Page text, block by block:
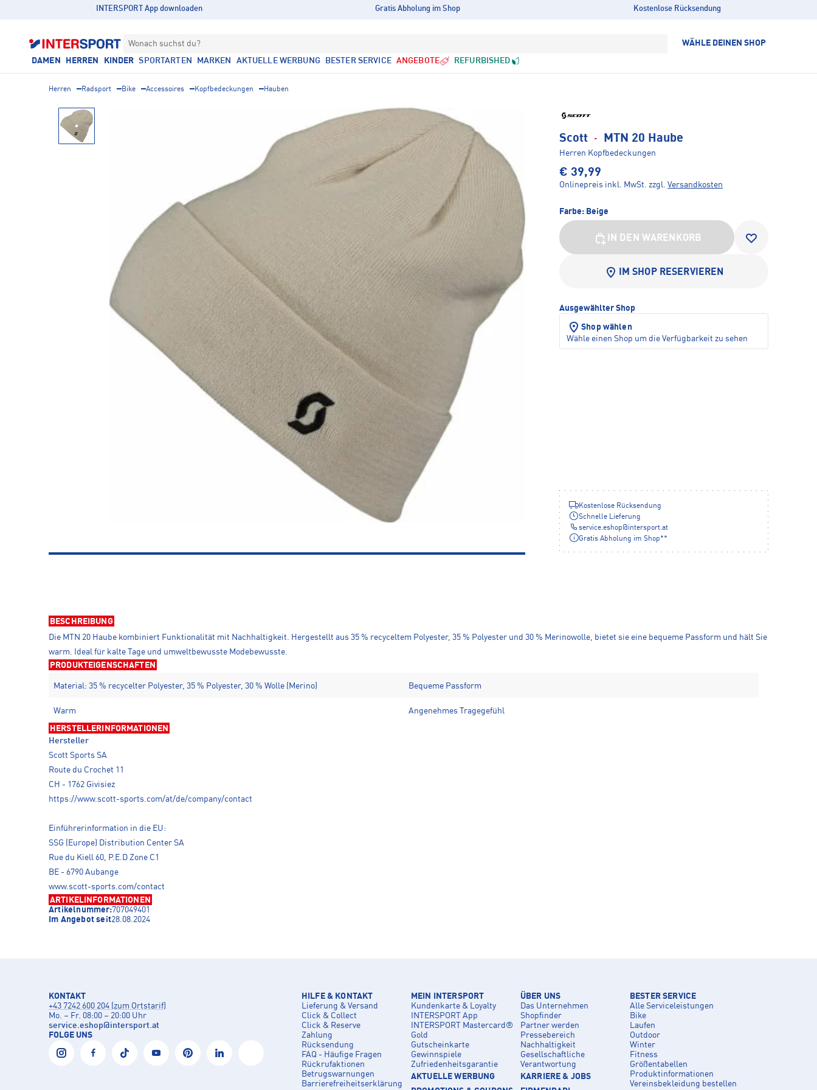
INTERSPORT App downloaden Gratis Abholung im Shop Kostenlose Rücksendung
Wonach suchst du? WÄHLE DEINEN SHOP
DAMEN HERREN KINDER SPORTARTEN MARKEN AKTUELLE WERBUNG BESTER SERVICE ANGEBOTE REFURBISHED
Herren Radsport Bike Accessoires Kopfbedeckungen Hauben
Scott · MTN 20 Haube
Herren Kopfbedeckungen
€ 39,99
Onlinepreis inkl. MwSt. zzgl. Versandkosten
Farbe: Beige
IN DEN WARENKORB
IM SHOP RESERVIEREN
Ausgewählter Shop
Shop wählen
Wähle einen Shop um die Verfügbarkeit zu sehen
Kostenlose Rücksendung
Schnelle Lieferung
service.eshop@ intersport.at
Gratis Abholung im Shop**
BESCHREIBUNG
Die MTN 20 Haube kombiniert Funktionalität mit Nachhaltigkeit. Hergestellt aus 35 % recyceltem Polyester, 35 % Polyester und 30 % Merinowolle, bietet sie eine bequeme Passform und hält Sie
warm. Ideal für kalte Tage und umweltbewusste Modebewusste.
PRODUKTEIGENSCHAFTEN
Material: 35 % recycelter Polyester, 35 % Polyester, 30 % Wolle (Merino) Bequeme Passform
Warm Angenehmes Tragegefühl
HERSTELLERINFORMATIONEN
Hersteller
Scott Sports SA
Route du Crochet 11
CH - 1762 Givisiez
https://www.scott-sports.com/at/de/company/contact
Einführerinformation in die EU:
SSG (Europe) Distribution Center SA
Rue du Kiell 60, P.E.D Zone C1
BE - 6790 Aubange
www.scott-sports.com/contact
ARTIKELINFORMATIONEN
Artikelnummer:707049401
Im Angebot seit28.08.2024
KONTAKT
+43 7242 600 204 (zum Ortstarif)
Mo. – Fr. 08:00 – 20:00 Uhr
service.eshop@intersport.at
FOLGE UNS
HILFE & KONTAKT
Lieferung & Versand
Click & Collect
Click & Reserve
Zahlung
Rücksendung
FAQ - Häufige Fragen
Rückrufaktionen
Betrugswarnungen
Barrierefreiheitserklärung
MEIN INTERSPORT
Kundenkarte & Loyalty
INTERSPORT App
INTERSPORT Mastercard®
Gold
Gutscheinkarte
Gewinnspiele
Zufriedenheitsgarantie
AKTUELLE WERBUNG
ÜBER UNS
Das Unternehmen
Shopfinder
Partner werden
Pressebereich
Nachhaltigkeit
Gesellschaftliche
Verantwortung
KARRIERE & JOBS
BESTER SERVICE
Alle Serviceleistungen
Bike
Laufen
Outdoor
Winter
Fitness
Größentabellen
Produktinformationen
Vereinsbekleidung bestellen